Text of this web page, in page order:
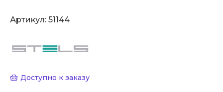
Артикул: 51144
Доступно к заказу